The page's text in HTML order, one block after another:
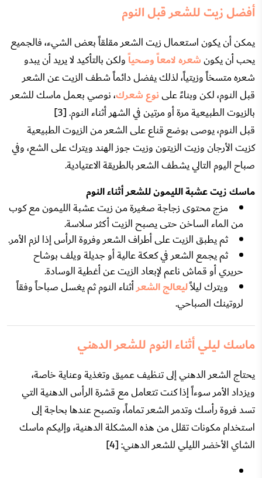
أفضل زيت للشعر قبل النوم
يمكن أن يكون استعمال زيت الشعر مقلقاً بعض الشيء، فالجميع
يحب أن يكونشعره لامعاً وصحياًولكن بالتأكيد لا يريد أن يبدو
شعره متسخاً وزيتياً، لذلك يفضل دائماً شطف الزيت عن الشعر
قبل النوم، لكن وبناءً علىنوع شعرك، نوصي بعمل ماسك للشعر
بالزيوت الطبيعية مرة أو مرتين في الشهر أثناء النوم. [3]
قبل النوم، يوصى بوضع قناع على الشعر من الزيوت الطبيعية
كزيت الأرجان وزيت الزيتون وزيت جوز الهند ويترك على الشع، وفي
صباح اليوم التالي يشطف الشعر بالطريقة الاعتيادية.
ماسك زيت عشبة الليمون للشعر أثناء النوم
مزج محتوى زجاجة صغيرة من زيت عشبة الليمون مع كوب
من الماء الساخن حتى يصبح الزيت أكثر سلاسة.
ثم يطبق الزيت على أطراف الشعر وفروة الرأس إذا لزم الأمر.
ثم يجمع الشعر في كعكة عالية أو جديلة ويلف بوشاح
حريري أو قماش ناعم لإبعاد الزيت عن أغطية الوسادة.
ويترك ليلاًليعالج الشعرأثناء النوم ثم يغسل صباحاً وفقاً
لروتينك الصباحي.
ماسك ليلي أثناء النوم للشعر الدهني
يحتاج الشعر الدهني إلى تنظيف عميق وتغذية وعناية خاصة،
ويزداد الأمر سوءاً إذا كنت تتعامل مع قشرة الرأس الدهنية التي
تسد فروة رأسك وتدمر الشعر تماماً، وتصبح عندها بحاجة إلى
استخدام مكونات تقلل من هذه المشكلة الدهنية، وإليكم ماسك
الشاي الأخضر الليلي للشعر الدهني: [4]